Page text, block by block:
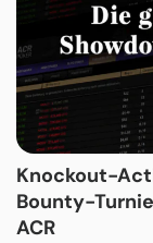
Knockout-
Bounty-
ACR